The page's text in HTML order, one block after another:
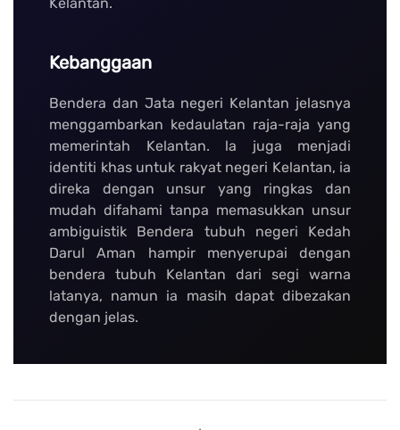
Kebanggaan
Bendera dan Jata negeri Kelantan jelasnya
menggambarkan kedaulatan raja-raja yang
memerintah Kelantan. la juga menjadi
identiti khas untuk rakyat negeri Kelantan, ia
direka dengan unsur yang ringkas dan
mudah difahami tanpa memasukkan unsur
ambiguistik Bendera tubuh negeri Kedah
Darul Aman hampir menyerupai dengan
bendera tubuh Kelantan dari segi warna
latanya, namun ia masih dapat dibezakan
dengan jelas.